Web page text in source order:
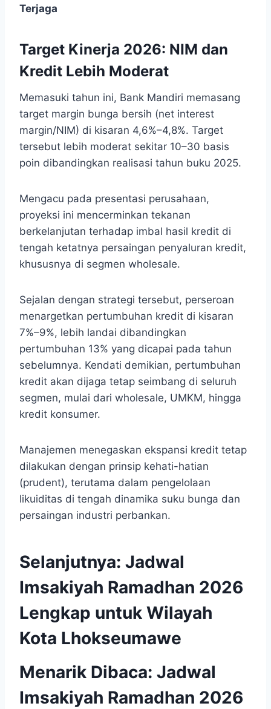
Terjaga
Target Kinerja 2026: NIM dan
Kredit Lebih Moderat
Memasuki tahun ini, Bank Mandiri memasang
target margin bunga bersih (net interest
margin/NIM) di kisaran 4,6%–4,8%. Target
tersebut lebih moderat sekitar 10–30 basis
poin dibandingkan realisasi tahun buku 2025.
Mengacu pada presentasi perusahaan,
proyeksi ini mencerminkan tekanan
berkelanjutan terhadap imbal hasil kredit di
tengah ketatnya persaingan penyaluran kredit,
khususnya di segmen wholesale.
Sejalan dengan strategi tersebut, perseroan
menargetkan pertumbuhan kredit di kisaran
7%–9%, lebih landai dibandingkan
pertumbuhan 13% yang dicapai pada tahun
sebelumnya. Kendati demikian, pertumbuhan
kredit akan dijaga tetap seimbang di seluruh
segmen, mulai dari wholesale, UMKM, hingga
kredit konsumer.
Manajemen menegaskan ekspansi kredit tetap
dilakukan dengan prinsip kehati-hatian
(prudent), terutama dalam pengelolaan
likuiditas di tengah dinamika suku bunga dan
persaingan industri perbankan.
Selanjutnya: Jadwal
Imsakiyah Ramadhan 2026
Lengkap untuk Wilayah
Kota Lhokseumawe
Menarik Dibaca: Jadwal
Imsakiyah Ramadhan 2026